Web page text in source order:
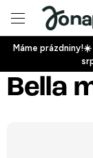
obsah
Máme prázdniny!☀️
Bella